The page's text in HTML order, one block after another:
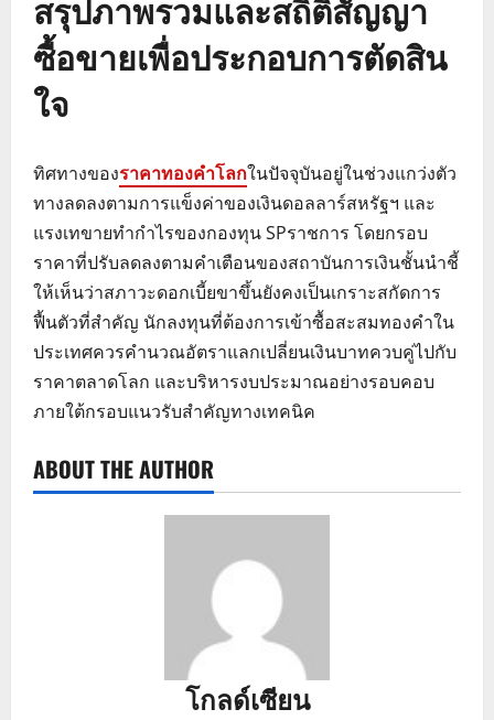
ซื้อขายเพื่อประกอบการตัดสิน
ใจ
ทิศทางของราคาทองคำโลกในปัจจุบันอยู่ในช่วงแกว่งตัว
ทางลดลงตามการแข็งค่าของเงินดอลลาร์สหรัฐฯ และ
แรงเทขายทำกำไรของกองทุน SPราชการ โดยกรอบ
ราคาที่ปรับลดลงตามคำเตือนของสถาบันการเงินชั้นนำชี้
ให้เห็นว่าสภาวะดอกเบี้ยขาขึ้นยังคงเป็นเกราะสกัดการ
ฟื้นตัวที่สำคัญ นักลงทุนที่ต้องการเข้าซื้อสะสมทองคำใน
ประเทศควรคำนวณอัตราแลกเปลี่ยนเงินบาทควบคู่ไปกับ
ราคาตลาดโลก และบริหารงบประมาณอย่างรอบคอบ
ภายใต้กรอบแนวรับสำคัญทางเทคนิค
ABOUT THE AUTHOR
โกลด์เซียน